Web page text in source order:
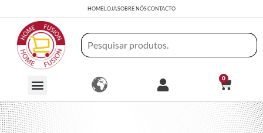
HOMELOJASOBRE NÓSCONTACTO
0